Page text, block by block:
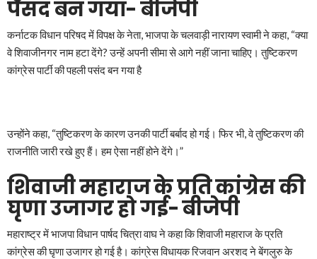
पसंद बन गया- बीजेपी
कर्नाटक विधान परिषद में विपक्ष के नेता, भाजपा के चलवाड़ी नारायण स्वामी ने कहा, “क्या
वे शिवाजीनगर नाम हटा देंगे? उन्हें अपनी सीमा से आगे नहीं जाना चाहिए। तुष्टिकरण
कांग्रेस पार्टी की पहली पसंद बन गया है
उन्होंने कहा, “तुष्टिकरण के कारण उनकी पार्टी बर्बाद हो गई। फिर भी, वे तुष्टिकरण की
राजनीति जारी रखे हुए हैं। हम ऐसा नहीं होने देंगे।”
शिवाजी महाराज के प्रति कांग्रेस की
घृणा उजागर हो गई- बीजेपी
महाराष्ट्र में भाजपा विधान पार्षद चित्रा वाघ ने कहा कि शिवाजी महाराज के प्रति
कांग्रेस की घृणा उजागर हो गई है। कांग्रेस विधायक रिजवान अरशद ने बेंगलुरु के